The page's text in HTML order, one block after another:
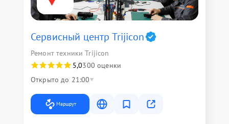
Сервисный центр Trijicon
Ремонт техники Trijicon
5,0300 оценки
Открыто до 21:00
Маршрут